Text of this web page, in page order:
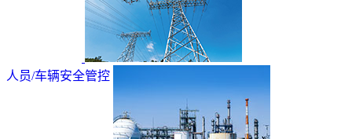
人员/车辆安全管控